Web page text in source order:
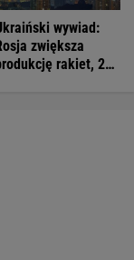
wywiad:
zwiększa
rakiet, 200